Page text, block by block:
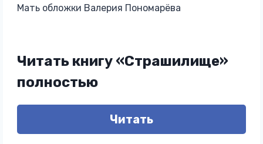
Мать обложки Валерия Пономарёва
Читать книгу «Страшилище»
полностью
Читать